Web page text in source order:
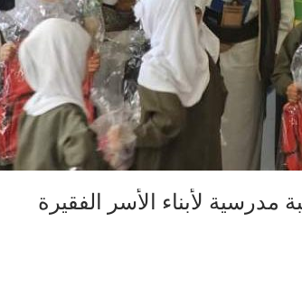
اليمني يدشن توزيع 1500 حقيبة مدرسية لأبناء الأسر الفقيرة